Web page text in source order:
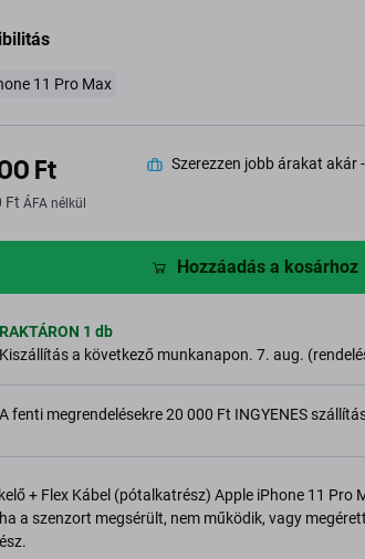
11 Pro Max
Ft
Ft ÁFA nélkül
Szerezzen jobb árakat akár
Hozzáadás a kosárhoz
RAKTÁRON 1 db
Kiszállítás a következő munkanapon. 7. aug.
A fenti megrendelésekre 20 000 Ft INGYENES
+ Flex Kábel (pótalkatrész) Apple iPhone 11 Pro
a szenzort megsérült, nem működik, vagy